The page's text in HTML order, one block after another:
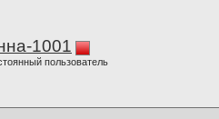
1001
пользователь